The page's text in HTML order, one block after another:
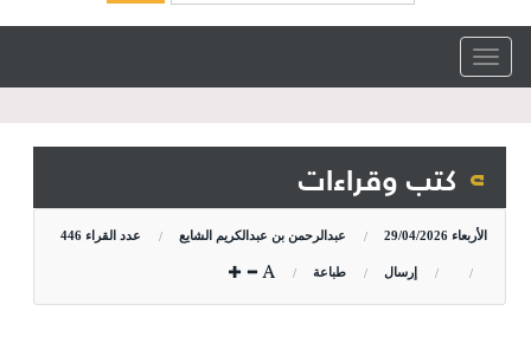
Toggle
navigation
كتب وقراءات
الأربعاء 29/04/2026 عبدالرحمن بن عبدالكريم الشايع عدد القراء 446
إرسال طباعة